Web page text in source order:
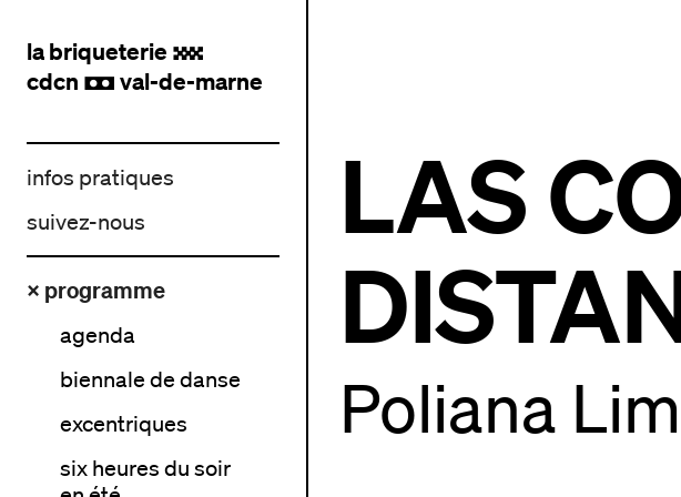
la briqueterie .
cdcn , val-de-marne
infos pratiques
suivez-nous
× programme
agenda
biennale de danse
excentriques
six heures du soir
LAS
Poliana